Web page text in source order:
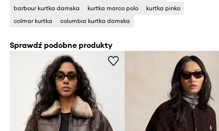
barbour kurtka damska
kurtka marco polo
kurtka pinko
colmar kurtka
columbia kurtka damska
Sprawdź podobne produkty